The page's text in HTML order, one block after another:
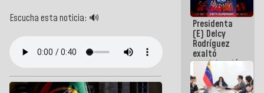
Escucha esta noticia: 🔊 Presidenta
(E) Delcy
Rodríguez
exaltó
participación
de
Venezuela